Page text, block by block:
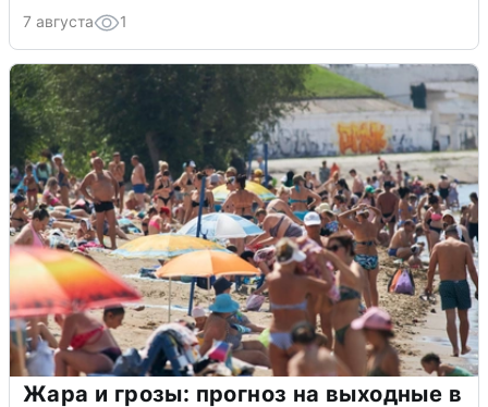
7 августа 1
Жара и грозы: прогноз на выходные в